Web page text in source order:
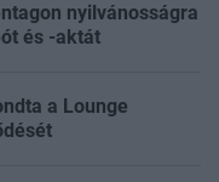
nyilvánosságra
és -aktát
a Lounge